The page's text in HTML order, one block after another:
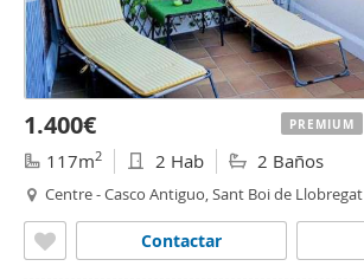
1.400€
117m2 2 Hab 2 Baños
Centre - Casco Antiguo, Sant Boi de Llobregat
Contactar
PREMIUM